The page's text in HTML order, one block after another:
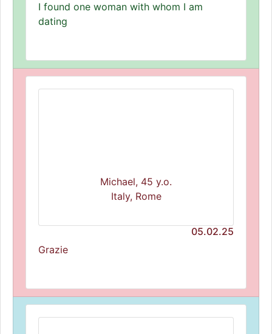
I found one woman with whom I am
dating
Michael, 45 y.o.
Italy, Rome
05.02.25
Grazie